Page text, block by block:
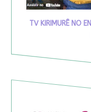
TV KIRIMURÊ NO